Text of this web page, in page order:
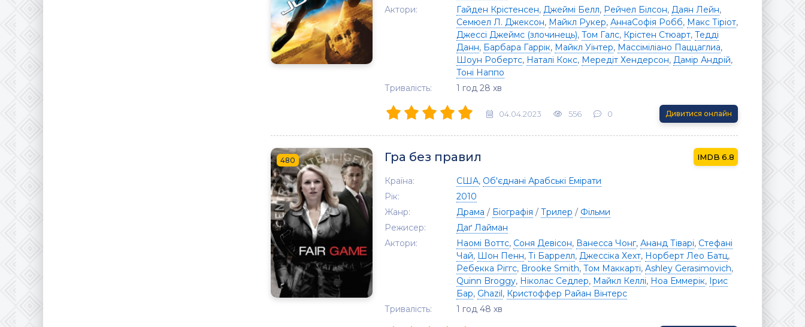
Актори:
Гайден Крістенсен, Джеймі Белл, Рейчел Білсон, Даян Лейн,
Семюел Л. Джексон, Майкл Рукер, АннаСофія Робб, Макс Тіріот,
Джессі Джеймс (злочинець), Том Галс, Крістен Стюарт, Тедді
Данн, Барбара Гаррік, Майкл Уінтер, Массіміліано Паццаглиа,
Шоун Робертс, Наталі Кокс, Мередіт Хендерсон, Дамір Андрій,
Тоні Наппо
Тривалість:
1 год 28 хв
04.04.2023 556 0 Дивитися онлайн
480 Гра без правил 6.8
Країна: США, Об'єднані Арабські Емірати
Рік:
2010
Жанр:
Драма / Біографія / Трилер / Фільми
Режисер:
Даґ Лайман
Актори:
Наомі Воттс, Соня Девісон, Ванесса Чонг, Ананд Тіварі, Стефані
Чай, Шон Пенн, Ті Баррелл, Джессіка Хехт, Норберт Лео Батц,
Ребекка Ріггс, Brooke Smith, Том Маккарті, Ashley Gerasimovich,
Quinn Broggy, Ніколас Седлер, Майкл Келлі, Ноа Еммерік, Ірис
Бар, Ghazil, Кристоффер Райан Вінтерс
Тривалість:
1 год 48 хв